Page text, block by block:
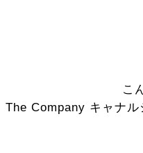
こ
The Company キャナル